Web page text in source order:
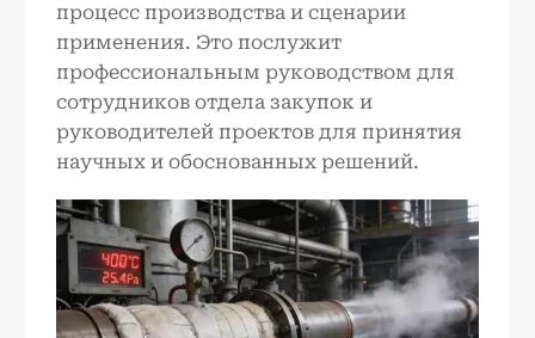
процесс производства и сценарии
применения. Это послужит
профессиональным руководством для
сотрудников отдела закупок и
руководителей проектов для принятия
научных и обоснованных решений.